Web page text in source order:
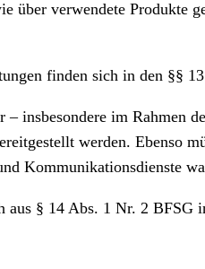
über verwendete Produkte
finden sich in den §§
insbesondere im Rahmen
werden. Ebenso
Kommunikationsdienste
§ 14 Abs. 1 Nr. 2